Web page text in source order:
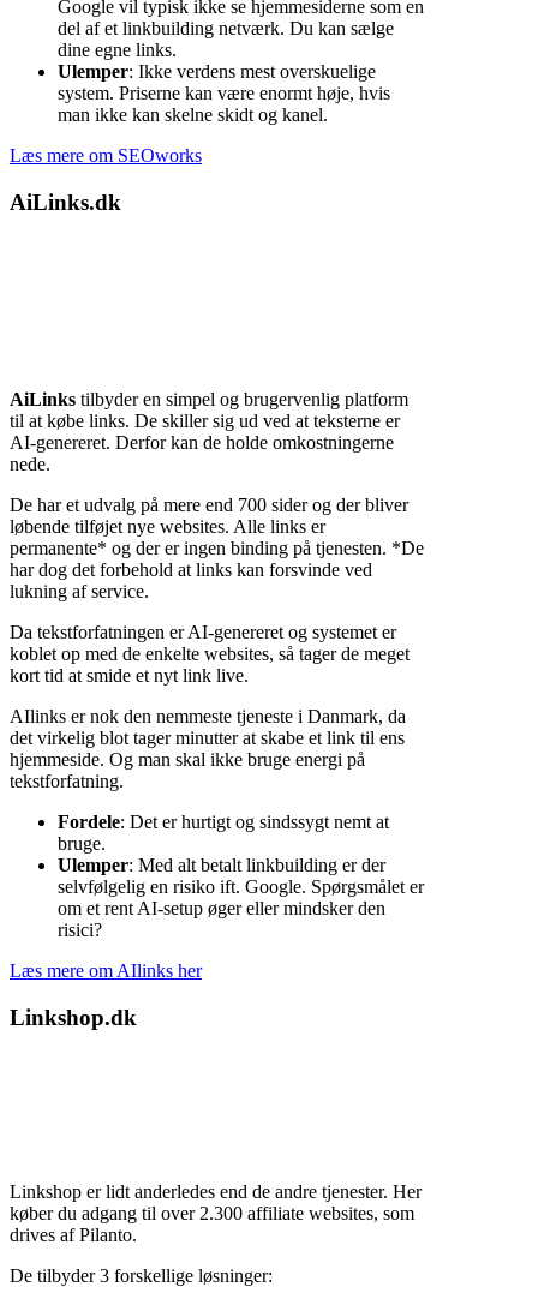
Google vil typisk ikke se hjemmesiderne som en
del af et linkbuilding netværk. Du kan sælge
dine egne links.
Ulemper: Ikke verdens mest overskuelige
system. Priserne kan være enormt høje, hvis
man ikke kan skelne skidt og kanel.
Læs mere om SEOworks
AiLinks.dk
AiLinks tilbyder en simpel og brugervenlig platform
til at købe links. De skiller sig ud ved at teksterne er
AI-genereret. Derfor kan de holde omkostningerne
nede.
De har et udvalg på mere end 700 sider og der bliver
løbende tilføjet nye websites. Alle links er
permanente* og der er ingen binding på tjenesten. *De
har dog det forbehold at links kan forsvinde ved
lukning af service.
Da tekstforfatningen er AI-genereret og systemet er
koblet op med de enkelte websites, så tager de meget
kort tid at smide et nyt link live.
AIlinks er nok den nemmeste tjeneste i Danmark, da
det virkelig blot tager minutter at skabe et link til ens
hjemmeside. Og man skal ikke bruge energi på
tekstforfatning.
Fordele: Det er hurtigt og sindssygt nemt at
bruge.
Ulemper: Med alt betalt linkbuilding er der
selvfølgelig en risiko ift. Google. Spørgsmålet er
om et rent AI-setup øger eller mindsker den
risici?
Læs mere om AIlinks her
Linkshop.dk
Linkshop er lidt anderledes end de andre tjenester. Her
køber du adgang til over 2.300 affiliate websites, som
drives af Pilanto.
De tilbyder 3 forskellige løsninger: